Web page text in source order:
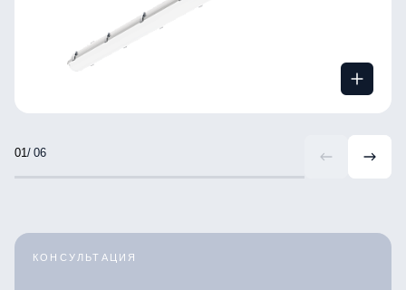
/ 06
КОНСУЛЬТАЦИЯ